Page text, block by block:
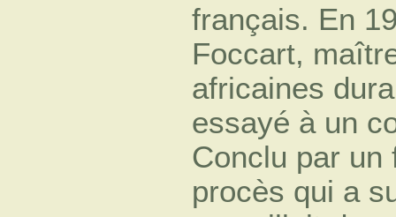
français. En
Foccart,
africaines
essayé à un
Conclu par un
procès qui a